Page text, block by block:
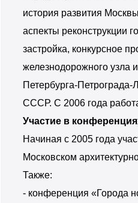
история развития
аспекты реконструкции
застройка, конкурсное
железнодорожного узла
Петербурга-
СССР. С 2006 года
Участие в
Начиная с 2005 года
Московском
Также:
- конференция «Города